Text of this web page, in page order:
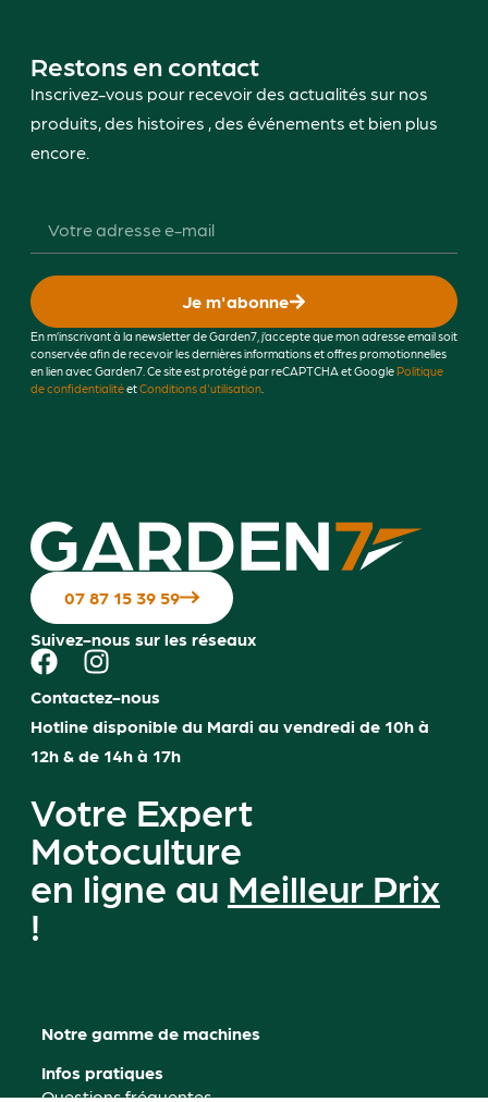
Restons en contact
Inscrivez-vous pour recevoir des actualités sur nos
produits, des histoires , des événements et bien plus
encore.
Je m'abonne
En m’inscrivant à la newsletter de Garden7, j’accepte que mon adresse email soit
conservée afin de recevoir les dernières informations et offres promotionnelles
en lien avec Garden7. Ce site est protégé par reCAPTCHA et GooglePolitique
de confidentialitéetConditions d'utilisation.
07 87 15 39 59
Suivez-nous sur les réseaux
Contactez-nous
Hotline disponible du Mardi au vendredi de 10h à
12h & de 14h à 17h
Votre Expert
Motoculture
en ligne au Meilleur Prix
!
Notre gamme de machines
Infos pratiques
Questions fréquentes